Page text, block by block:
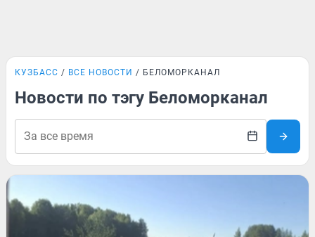
КУЗБАСС ВСЕ НОВОСТИ БЕЛОМОРКАНАЛ
Новости по тэгу Беломорканал